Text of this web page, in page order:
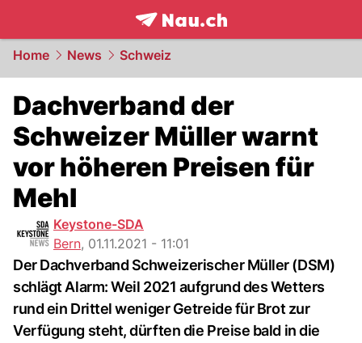
frontpage.NAU.ch
Home News Schweiz
Dachverband der
Schweizer Müller warnt
vor höheren Preisen für
Mehl
Keystone-SDA
Bern, 01.11.2021 - 11:01
Der Dachverband Schweizerischer Müller (DSM)
schlägt Alarm: Weil 2021 aufgrund des Wetters
rund ein Drittel weniger Getreide für Brot zur
Verfügung steht, dürften die Preise bald in die